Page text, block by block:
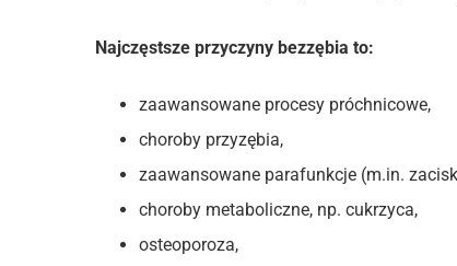
Najczęstsze przyczyny bezzębia to:
zaawansowane procesy próchnicowe,
choroby przyzębia,
zaawansowane parafunkcje (m.in.
choroby metaboliczne, np. cukrzyca,
osteoporoza,